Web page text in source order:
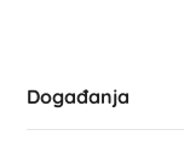
Događanja